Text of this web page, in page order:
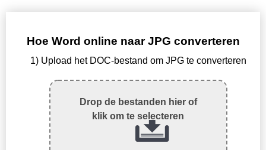
Hoe Word online naar JPG converteren
1) Upload het DOC-bestand om JPG te converteren
Drop de bestanden hier of
klik om te selecteren